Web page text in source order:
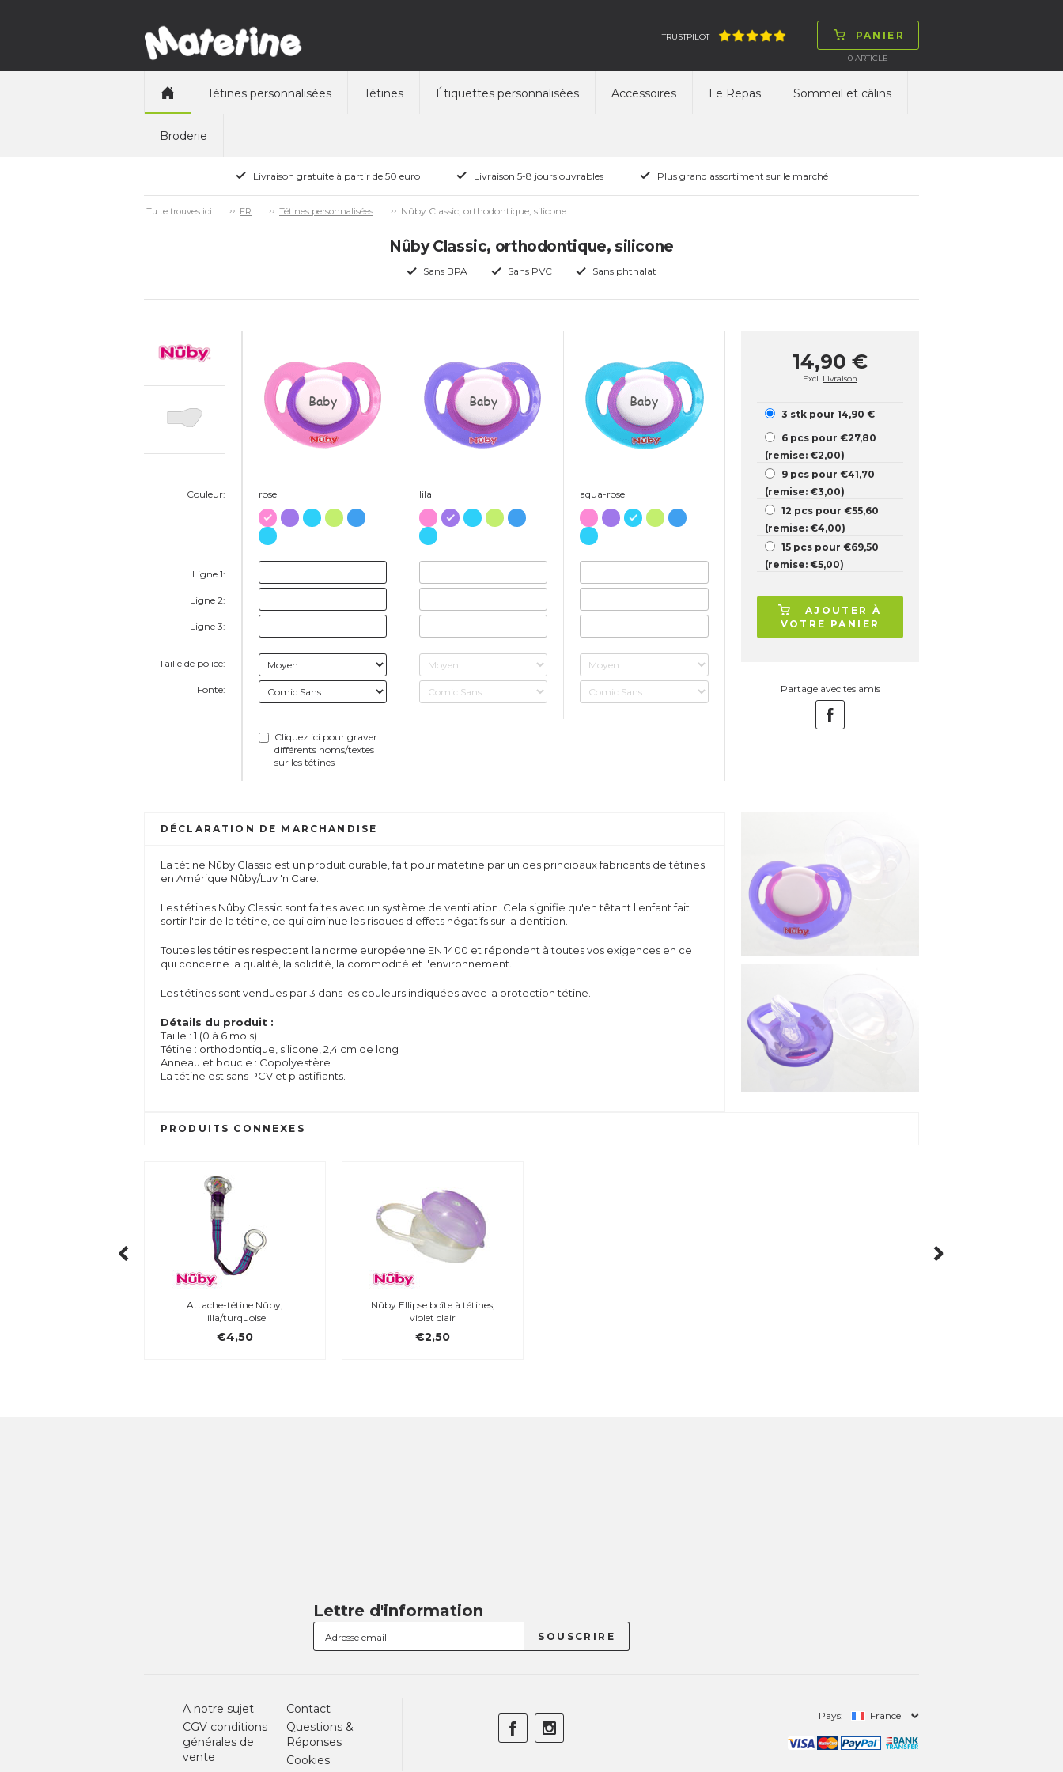
PANIER
0 ARTICLE
TRUSTPILOT
Tétines personnalisées Tétines Étiquettes personnalisées Accessoires Le Repas Sommeil et câlins
Broderie
Livraison gratuite à partir de 50 euro Livraison 5-8 jours ouvrables Plus grand assortiment sur le marché
Tu te trouves ici FR Tétines personnalisées Nûby Classic, orthodontique, silicone
Nûby Classic, orthodontique, silicone
Sans BPA Sans PVC Sans phthalat
Couleur:
Ligne 1:
Ligne 2:
Ligne 3:
Taille de police:
Fonte:
Baby
rose
Cliquez ici pour graver
différents noms/textes
sur les tétines
Baby
lila
Baby
aqua-rose
14,90 €
Excl. Livraison
3 stk pour 14,90 €
6 pcs pour €27,80
(remise: €2,00)
9 pcs pour €41,70
(remise: €3,00)
12 pcs pour €55,60
(remise: €4,00)
15 pcs pour €69,50
(remise: €5,00)
AJOUTER À
VOTRE PANIER
Partage avec tes amis
DÉCLARATION DE MARCHANDISE
La tétine Nûby Classic est un produit durable, fait pour matetine par un des principaux fabricants de tétines
en Amérique Nûby/Luv 'n Care.
Les tétines Nûby Classic sont faites avec un système de ventilation. Cela signifie qu'en têtant l'enfant fait
sortir l'air de la tétine, ce qui diminue les risques d'effets négatifs sur la dentition.
Toutes les tétines respectent la norme européenne EN 1400 et répondent à toutes vos exigences en ce
qui concerne la qualité, la solidité, la commodité et l'environnement.
Les tétines sont vendues par 3 dans les couleurs indiquées avec la protection tétine.
Détails du produit :
Taille : 1 (0 à 6 mois)
Tétine : orthodontique, silicone, 2,4 cm de long
Anneau et boucle : Copolyestère
La tétine est sans PCV et plastifiants.
PRODUITS CONNEXES
Attache-tétine Nûby,
lilla/turquoise
€4,50
Nûby Ellipse boîte à tétines,
violet clair
€2,50
Lettre d'information
A notre sujet
CGV conditions
générales de
vente
Contact
Questions &
Réponses
Cookies
Pays: France